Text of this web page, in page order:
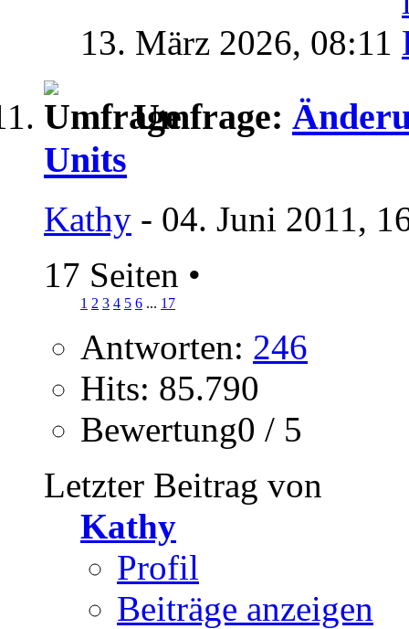
13. März 2026, 08:11
Umfrage:
Units
Kathy - 04. Juni 2011,
17 Seiten •
1 2 3 4 5 6 ... 17
Antworten: 246
Hits: 85.790
Bewertung0 / 5
Letzter Beitrag von
Kathy
Profil
Beiträge anzeigen